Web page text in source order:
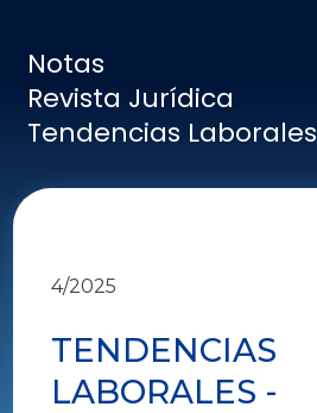
Notas
Revista Jurídica
Tendencias Laborales
4/2025
TENDENCIAS
LABORALES -